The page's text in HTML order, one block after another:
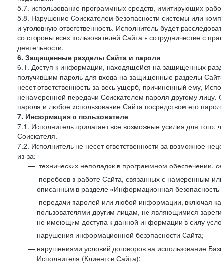
5.7. использование программных средств, имитирующих
5.8. Нарушение Соискателем безопасности системы или
и уголовную ответственность. Исполнитель будет
со стороны всех пользователей Сайта в сотрудничестве с
деятельности.
6. Защищенные разделы Сайта и пароли
6.1. Доступ к информации, находящейся на защищенных
получившим пароль для входа на защищенные разделы
несет ответственность за весь ущерб, причиненный ему,
ненамеренной передачи Соискателем пароля другому лицу.
пароля и любое использование Сайта посредством его
7. Информация о пользователе
7.1. Исполнитель прилагает все возможные усилия для
Соискателя.
7.2. Исполнитель не несет ответственности за возможное
из-за:
технических неполадок в программном обеспечении,
перебоев в работе Сайта, связанных с намеренным
описанным в разделе «Информационная
передачи паролей или любой информации, включая
пользователями другим лицам, не являющимися
не имеющим доступа к данной информации в силу
нарушения информационной безопасности Сайта;
нарушениями условий договоров на использование
Исполнителя (Клиентов Сайта);